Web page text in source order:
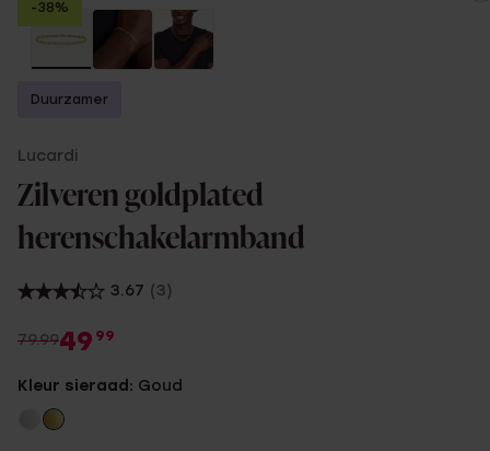
here:
-38%
Duurzamer
Lucardi
Zilveren goldplated
herenschakelarmband
3.67 (3)
79.9949 99
Kleur sieraad: Goud